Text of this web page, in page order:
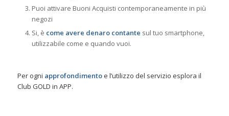
Puoi attivare Buoni Acquisti contemporaneamente in più
negozi
Si, è come avere denaro contante sul tuo smartphone,
utilizzabile come e quando vuoi.
Per ogni approfondimentoe l’utilizzo del servizio esplora il
Club GOLD in APP.